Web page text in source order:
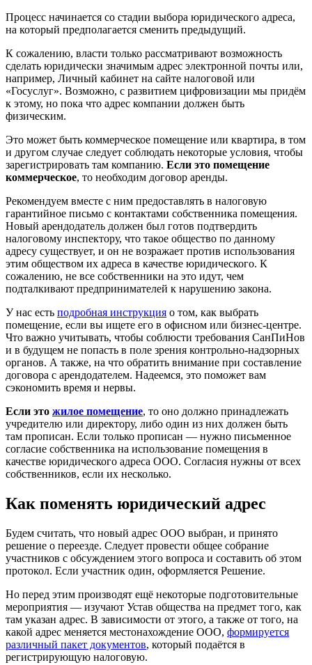
Процесс начинается со стадии выбора юридического адреса,
на который предполагается сменить предыдущий.
К сожалению, власти только рассматривают возможность
сделать юридически значимым адрес электронной почты или,
например, Личный кабинет на сайте налоговой или
«Госуслуг». Возможно, с развитием цифровизации мы придём
к этому, но пока что адрес компании должен быть
физическим.
Это может быть коммерческое помещение или квартира, в том
и другом случае следует соблюдать некоторые условия, чтобы
зарегистрировать там компанию. Если это помещение
коммерческое, то необходим договор аренды.
Рекомендуем вместе с ним предоставлять в налоговую
гарантийное письмо с контактами собственника помещения.
Новый арендодатель должен был готов подтвердить
налоговому инспектору, что такое общество по данному
адресу существует, и он не возражает против использования
этим обществом их адреса в качестве юридического. К
сожалению, не все собственники на это идут, чем
подталкивают предпринимателей к нарушению закона.
У нас есть подробная инструкция о том, как выбрать
помещение, если вы ищете его в офисном или бизнес-центре.
Что важно учитывать, чтобы соблюсти требования СанПиНов
и в будущем не попасть в поле зрения контрольно-надзорных
органов. А также, на что обратить внимание при составление
договора с арендодателем. Надеемся, это поможет вам
сэкономить время и нервы.
Если это жилое помещение, то оно должно принадлежать
учредителю или директору, либо один из них должен быть
там прописан. Если только прописан — нужно письменное
согласие собственника на использование помещения в
качестве юридического адреса ООО. Согласия нужны от всех
собственников, если их несколько.
Как поменять юридический адрес
Будем считать, что новый адрес ООО выбран, и принято
решение о переезде. Следует провести общее собрание
участников с обсуждением этого вопроса и составить об этом
протокол. Если участник один, оформляется Решение.
Но перед этим производят ещё некоторые подготовительные
мероприятия — изучают Устав общества на предмет того, как
там указан адрес. В зависимости от этого, а также от того, на
какой адрес меняется местонахождение ООО, формируется
различный пакет документов, который подаётся в
регистрирующую налоговую.